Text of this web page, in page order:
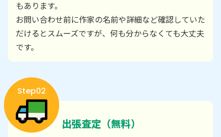
もあります。
お問い合わせ前に作家の名前や詳細など確認していた
だけるとスムーズですが、何も分からなくても大丈夫
です。
Step02
出張査定（無料）